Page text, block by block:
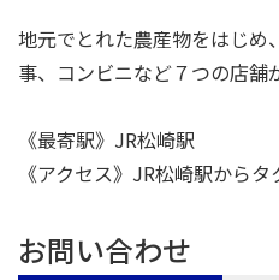
地元でとれた農産物をはじめ
事、コンビニなど７つの店舗
《最寄駅》JR松
《アクセス》JR松崎駅から
お問い合わせ